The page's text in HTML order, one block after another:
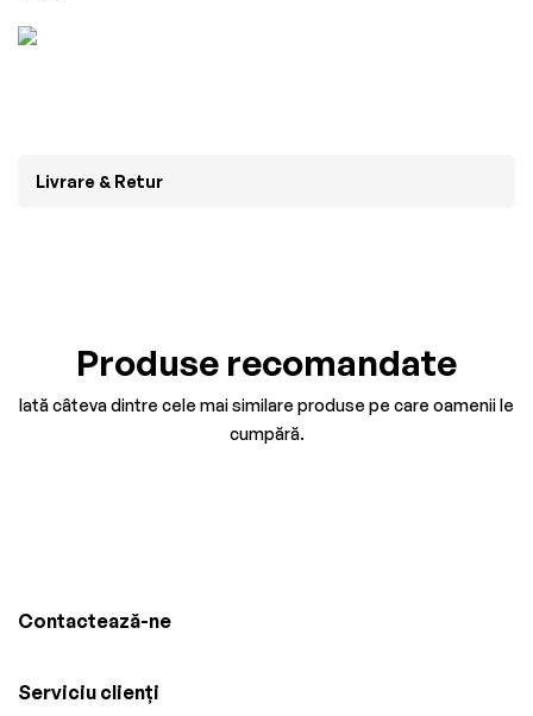
Livrare & Retur
Produse recomandate
Iată câteva dintre cele mai similare produse pe care oamenii le
cumpără.
Contactează-ne
Serviciu clienți